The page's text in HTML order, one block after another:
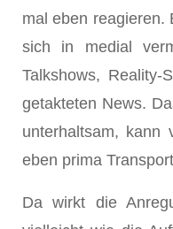
mal eben reagieren.
sich in medial
Talkshows, Reality-
getakteten News.
unterhaltsam, kann
eben prima
Da wirkt die